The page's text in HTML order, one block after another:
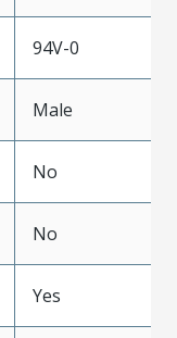
94V-0
Male
No
No
Yes